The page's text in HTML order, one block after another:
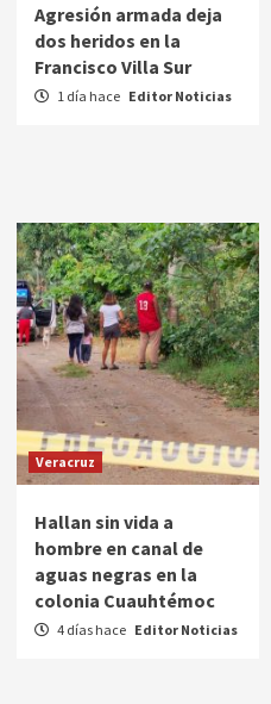
Agresión armada deja
dos heridos en la
Francisco Villa Sur
1 día hace Editor Noticias
Veracruz
Hallan sin vida a
hombre en canal de
aguas negras en la
colonia Cuauhtémoc
4 días hace Editor Noticias